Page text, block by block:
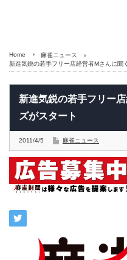
Home
麻雀ニュース
新進気鋭の若手フリー店経営者Mさんに聞
新進気鋭の若手フリー
ズがスタート
2011/4/5 麻雀ニュース